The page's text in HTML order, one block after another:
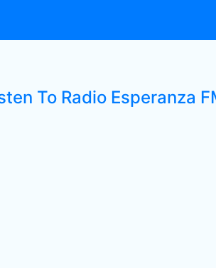
To Radio Esperanza